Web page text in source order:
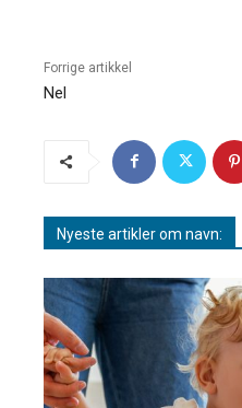
Forrige artikkel
Nel
Nyeste artikler om navn: